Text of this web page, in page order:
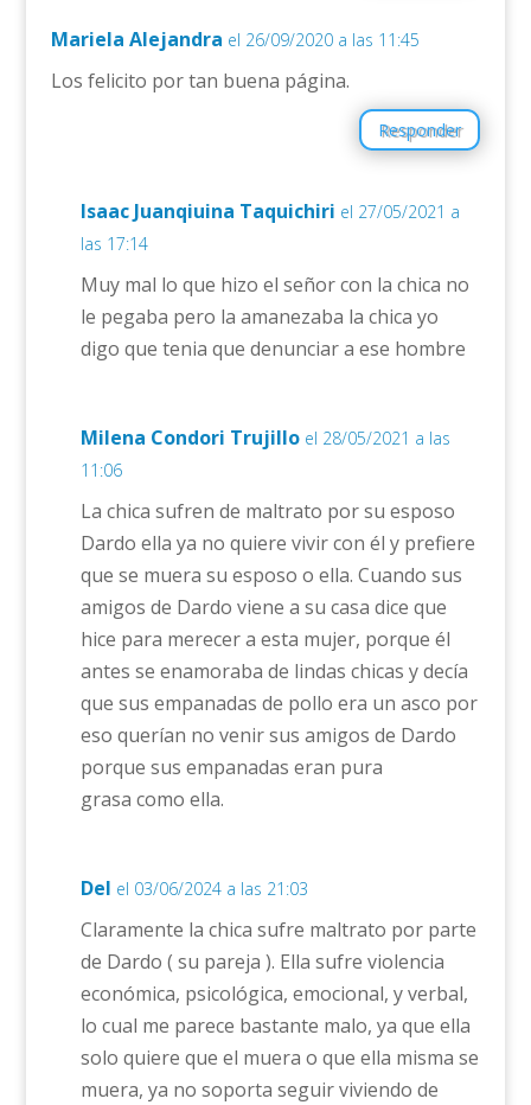
Mariela Alejandra el 26/09/2020 a las 11:45
Los felicito por tan buena página.
Responder
Isaac Juanqiuina Taquichiri el 27/05/2021 a
las 17:14
Muy mal lo que hizo el señor con la chica no
le pegaba pero la amanezaba la chica yo
digo que tenia que denunciar a ese hombre
Milena Condori Trujillo el 28/05/2021 a las
11:06
La chica sufren de maltrato por su esposo
Dardo ella ya no quiere vivir con él y prefiere
que se muera su esposo o ella. Cuando sus
amigos de Dardo viene a su casa dice que
hice para merecer a esta mujer, porque él
antes se enamoraba de lindas chicas y decía
que sus empanadas de pollo era un asco por
eso querían no venir sus amigos de Dardo
porque sus empanadas eran pura
grasa como ella.
Del el 03/06/2024 a las 21:03
Claramente la chica sufre maltrato por parte
de Dardo ( su pareja ). Ella sufre violencia
económica, psicológica, emocional, y verbal,
lo cual me parece bastante malo, ya que ella
solo quiere que el muera o que ella misma se
muera, ya no soporta seguir viviendo de